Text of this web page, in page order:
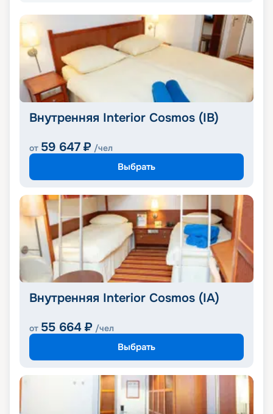
Внутренняя Interior Cosmos (IB)
от 59 647 ₽ /чел
Выбрать
Внутренняя Interior Cosmos (IA)
от 55 664 ₽ /чел
Выбрать